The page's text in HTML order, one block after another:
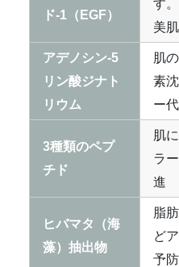
ド-1（EGF）
す
美
アデノシン-5
リン酸ジナト
リウム
肌
素
ー
3種類のペプ
チド
肌
ラ
進
ヒバマタ（海
藻）抽出物
脂
ど
予